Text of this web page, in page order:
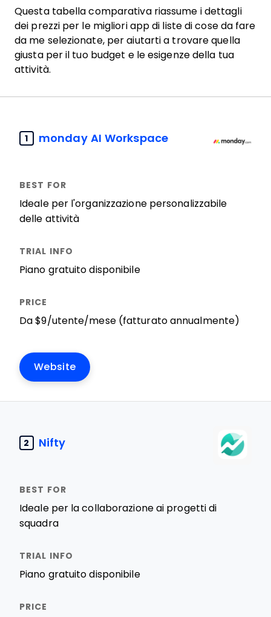
Questa tabella comparativa riassume i dettagli
dei prezzi per le migliori app di liste di cose da fare
da me selezionate, per aiutarti a trovare quella
giusta per il tuo budget e le esigenze della tua
attività.
1 monday AI Workspace
Ideale per l'organizzazione personalizzabile
delle attività
Piano gratuito disponibile
Da $9/utente/mese (fatturato annualmente)
Website
2 Nifty
Ideale per la collaborazione ai progetti di
squadra
Piano gratuito disponibile